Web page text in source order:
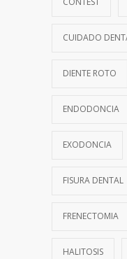
CUIDADO
DIENTE ROTO
ENDODONCIA
EXODONCIA
FISURA DENTAL
FRENECTOMIA
HALITOSIS